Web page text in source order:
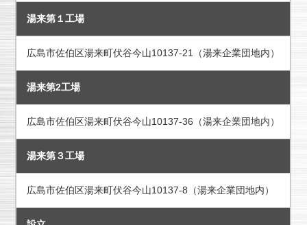
湯来第１工場
広島市佐伯区湯来町伏谷今山10137-21（湯来企業団地内）
湯来第2工場
広島市佐伯区湯来町伏谷今山10137-36（湯来企業団地内）
湯来第３工場
広島市佐伯区湯来町伏谷今山10137-8（湯来企業団地内）